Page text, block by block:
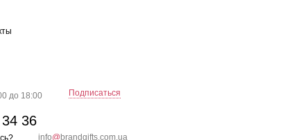
до 18:00 Подписаться
36
info@ brandgifts.com.ua